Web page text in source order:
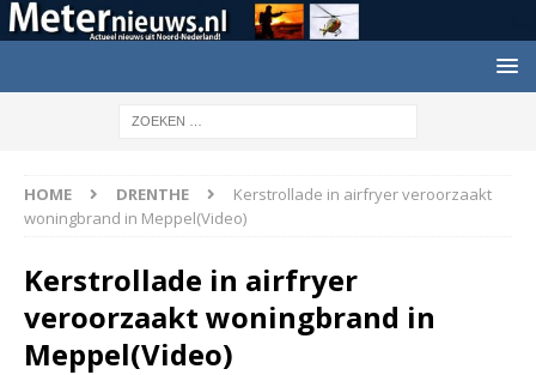
HOME DRENTHE
Kerstrollade in airfryer veroorzaakt
woningbrand in Meppel(Video)
Kerstrollade in airfryer
veroorzaakt woningbrand in
Meppel(Video)